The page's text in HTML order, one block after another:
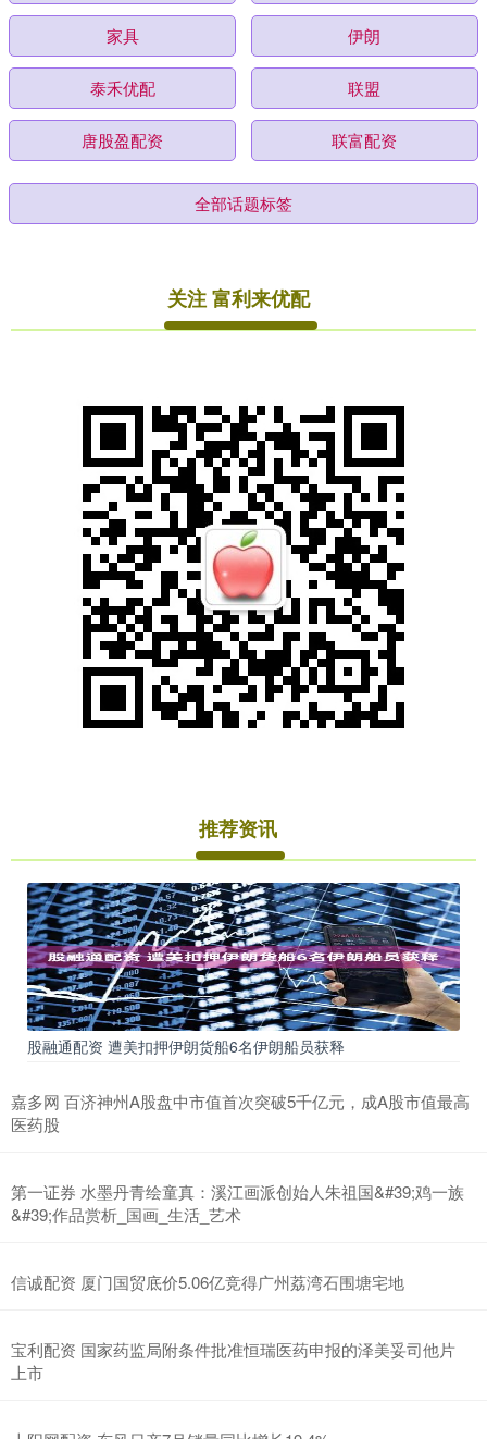
家具 伊朗
泰禾优配 联盟
唐股盈配资 联富配资
全部话题标签
关注 富利来优配
推荐资讯
股融通配资 遭美扣押伊朗货船6名伊朗船员获释
嘉多网 百济神州A股盘中市值首次突破5千亿元，成A股市值最高
医药股
第一证券 水墨丹青绘童真：溪江画派创始人朱祖国&#39;鸡一族
&#39;作品赏析_国画_生活_艺术
信诚配资 厦门国贸底价5.06亿竞得广州荔湾石围塘宅地
宝利配资 国家药监局附条件批准恒瑞医药申报的泽美妥司他片
上市